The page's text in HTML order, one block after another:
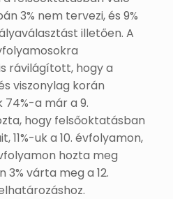
3% nem tervezi, és 9%
illetően. A
rávilágított, hogy a
viszonylag korán
74%-a már a 9.
hogy felsőoktatásban
uk a 10. évfolyamon,
hozta meg
várta meg a 12.